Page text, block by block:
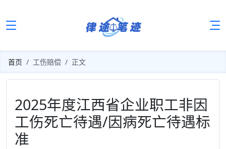
首页 工伤赔偿 正文
2025年度江西省企业职工非因
工伤死亡待遇/因病死亡待遇标
准